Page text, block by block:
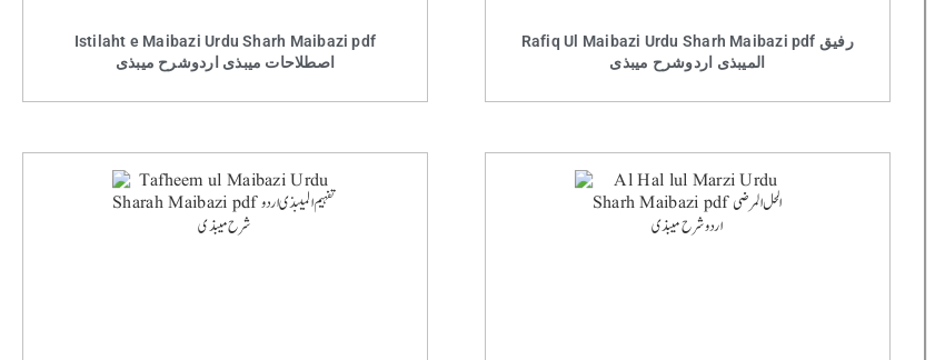
Istilaht e Maibazi Urdu Sharh Maibazi pdf
اصطلاحات میبذی اردوشرح میبذی
Rafiq Ul Maibazi Urdu Sharh Maibazi pdf رفیق
المیبذی اردوشرح میبذی